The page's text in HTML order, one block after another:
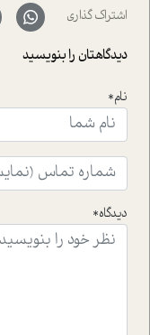
سر نهاده است و
با رکاب زدن در
حمایت از
است.فصل
ای که به زندگی
ایشان در حوزه ی
واقعی در ارتباط
راهکارهای حل آن
موثرترین
اشتراک گذاری
دیدگاهتان را بنویسید
نام*
دیدگاه*